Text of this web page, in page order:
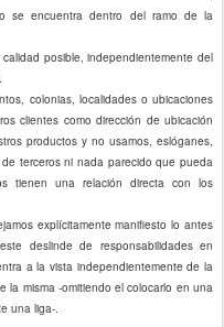
se encuentra dentro del ramo de la
posible, independientemente del
colonias, localidades o ubicaciones
clientes como dirección de ubicación
productos y no usamos, eslóganes,
terceros ni nada parecido que pueda
tienen una relación directa con los
explícitamente manifiesto lo antes
deslinde de responsabilidades en
a la vista independientemente de la
misma -omitiendo el colocarlo en una
una liga-.